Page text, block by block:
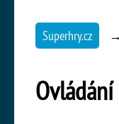
Superhry.cz →